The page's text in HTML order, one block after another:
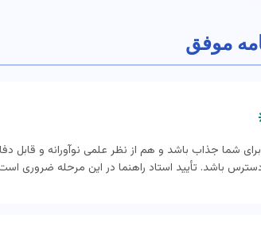
موفق
شما جذاب باشد و هم از نظر علمی نوآورانه و قابل
باشد. تأیید استاد راهنما در این مرحله ضروری